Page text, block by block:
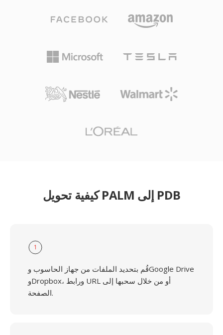
كيفية تحويل PALM إلى PDB
1
قُم بتحديد الملفات من جهاز الحاسوب وGoogle Drive
وDropbox، ورابط URL أو من خلال سحبها إلى
الصفحة.